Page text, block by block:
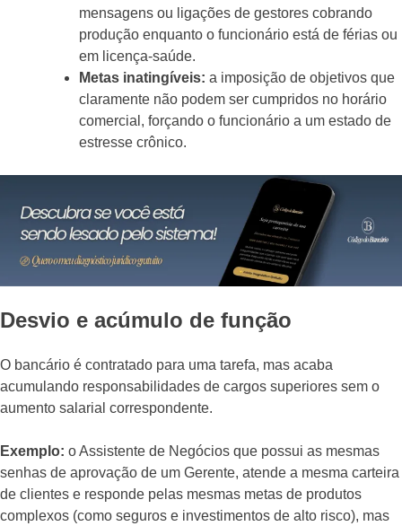
mensagens ou ligações de gestores cobrando
produção enquanto o funcionário está de férias ou
em licença-saúde.
Metas inatingíveis: a imposição de objetivos que
claramente não podem ser cumpridos no horário
comercial, forçando o funcionário a um estado de
estresse crônico.
Desvio e acúmulo de função
O bancário é contratado para uma tarefa, mas acaba
acumulando responsabilidades de cargos superiores sem o
aumento salarial correspondente.
Exemplo: o Assistente de Negócios que possui as mesmas
senhas de aprovação de um Gerente, atende a mesma carteira
de clientes e responde pelas mesmas metas de produtos
complexos (como seguros e investimentos de alto risco), mas